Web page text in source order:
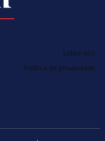
Sobre nós
Política de privacidade